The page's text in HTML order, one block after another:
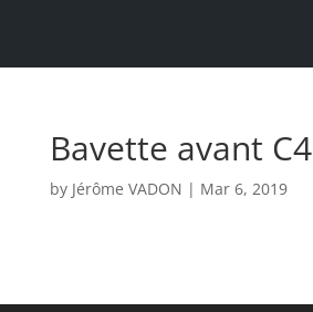
Bavette avant C4
by Jérôme VADON | Mar 6, 2019